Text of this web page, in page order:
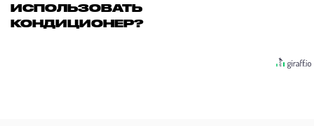
ИСПОЛЬЗОВАТЬ
КОНДИЦИОНЕР?